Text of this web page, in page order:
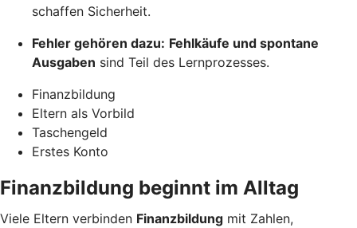
schaffen Sicherheit.
Fehler gehören dazu: Fehlkäufe und spontane
Ausgaben sind Teil des Lernprozesses.
Finanzbildung
Eltern als Vorbild
Taschengeld
Erstes Konto
Finanzbildung beginnt im Alltag
Viele Eltern verbinden Finanzbildung mit Zahlen,